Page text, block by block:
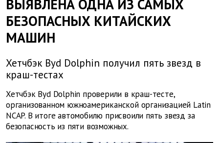
ВЫЯВЛЕНА ОДНА ИЗ САМЫХ
БЕЗОПАСНЫХ КИТАЙСКИХ
МАШИН
Хетчбэк Byd Dolphin получил пять звезд в
краш-тестах
Хетчбэк Byd Dolphin проверили в краш-тесте,
организованном южноамериканской организацией Latin
NCAP. В итоге автомобилю присвоили пять звезд за
безопасность из пяти возможных.